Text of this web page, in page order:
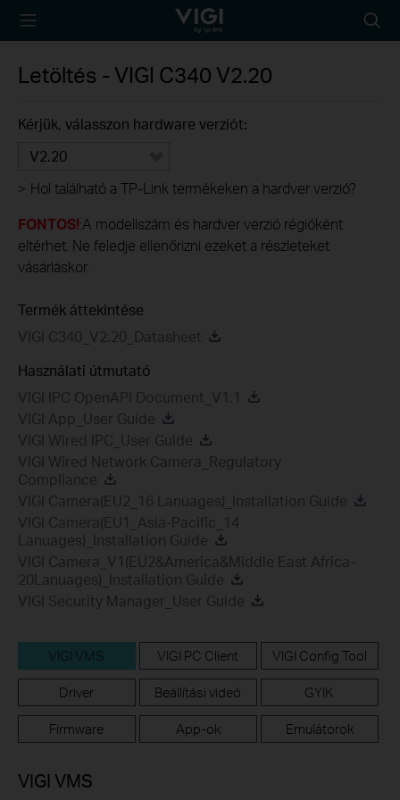
TP-Link, Reliably
icon
Letöltés - VIGI C340 V2.20
Kérjük, válasszon hardware verziót:
V2.20
> Hol található a TP-Link termékeken a hardver verzió?
FONTOS!:A modellszám és hardver verzió régióként
eltérhet. Ne feledje ellenőrizni ezeket a részleteket
vásárláskor.
Termék áttekintése
VIGI C340_V2.20_Datasheet
Használati útmutató
VIGI IPC OpenAPI Document_V1.1
VIGI App_User Guide
VIGI Wired IPC_User Guide
VIGI Wired Network Camera_Regulatory
Compliance
VIGI Camera(EU2_16 Lanuages)_Installation Guide
VIGI Camera(EU1_Asia-Pacific_14
Lanuages)_Installation Guide
VIGI Camera_V1(EU2&America&Middle East Africa-
20Lanuages)_Installation Guide
VIGI Security Manager_User Guide
VIGI VMS VIGI PC Client VIGI Config Tool
Driver Beállítási videó GYIK
Firmware App-ok Emulátorok
VIGI VMS